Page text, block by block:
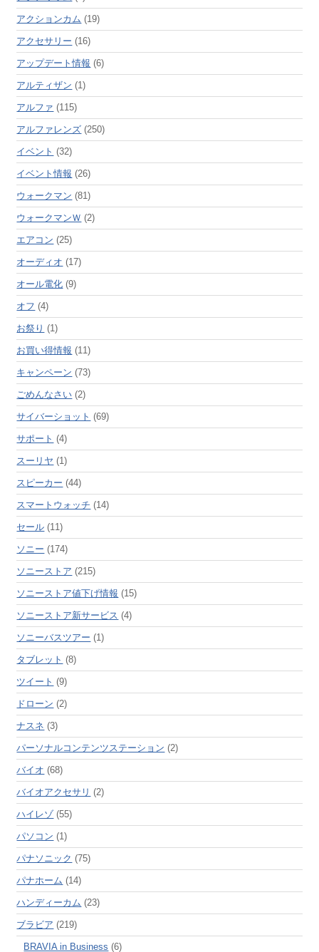
アクションカム (19)
アクセサリー (16)
アップデート情報 (6)
アルティザン (1)
アルファ (115)
アルファレンズ (250)
イベント (32)
イベント情報 (26)
ウォークマン (81)
ウォークマンＷ (2)
エアコン (25)
オーディオ (17)
オール電化 (9)
オフ (4)
お祭り (1)
お買い得情報 (11)
キャンペーン (73)
ごめんなさい (2)
サイバーショット (69)
サポート (4)
スーリヤ (1)
スピーカー (44)
スマートウォッチ (14)
セール (11)
ソニー (174)
ソニーストア (215)
ソニーストア値下げ情報 (15)
ソニーストア新サービス (4)
ソニーバスツアー (1)
タブレット (8)
ツイート (9)
ドローン (2)
ナスネ (3)
パーソナルコンテンツステーション (2)
バイオ (68)
バイオアクセサリ (2)
ハイレゾ(55)
パソコン (1)
パナソニック (75)
パナホーム (14)
ハンディーカム (23)
ブラビア (219)
BRAVIA in Business (6)